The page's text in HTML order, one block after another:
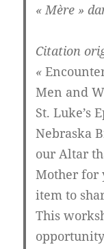
« Mère »
Citation
«
Men and
St. Luke’s
Nebraska
our Altar
Mother for
item to
This